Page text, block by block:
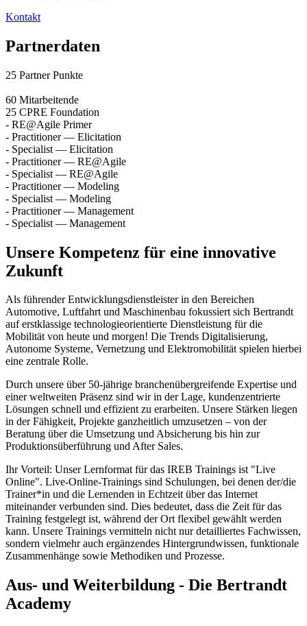
Kontakt
Partnerdaten
25 Partner Punkte
60 Mitarbeitende
25 CPRE Foundation
- RE@Agile Primer
- Practitioner — Elicitation
- Specialist — Elicitation
- Practitioner — RE@Agile
- Specialist — RE@Agile
- Practitioner — Modeling
- Specialist — Modeling
- Practitioner — Management
- Specialist — Management
Unsere Kompetenz für eine innovative
Zukunft
Als führender Entwicklungsdienstleister in den Bereichen
Automotive, Luftfahrt und Maschinenbau fokussiert sich Bertrandt
auf erstklassige technologieorientierte Dienstleistung für die
Mobilität von heute und morgen! Die Trends Digitalisierung,
Autonome Systeme, Vernetzung und Elektromobilität spielen hierbei
eine zentrale Rolle.
Durch unsere über 50-jährige branchenübergreifende Expertise und
einer weltweiten Präsenz sind wir in der Lage, kundenzentrierte
Lösungen schnell und effizient zu erarbeiten. Unsere Stärken liegen
in der Fähigkeit, Projekte ganzheitlich umzusetzen – von der
Beratung über die Umsetzung und Absicherung bis hin zur
Produktionsüberführung und After Sales.
Ihr Vorteil: Unser Lernformat für das IREB Trainings ist "Live
Online". Live-Online-Trainings sind Schulungen, bei denen der/die
Trainer*in und die Lernenden in Echtzeit über das Internet
miteinander verbunden sind. Dies bedeutet, dass die Zeit für das
Training festgelegt ist, während der Ort flexibel gewählt werden
kann. Unsere Trainings vermitteln nicht nur detailliertes Fachwissen,
sondern vielmehr auch ergänzendes Hintergrundwissen, funktionale
Zusammenhänge sowie Methodiken und Prozesse.
Aus- und Weiterbildung - Die Bertrandt
Academy